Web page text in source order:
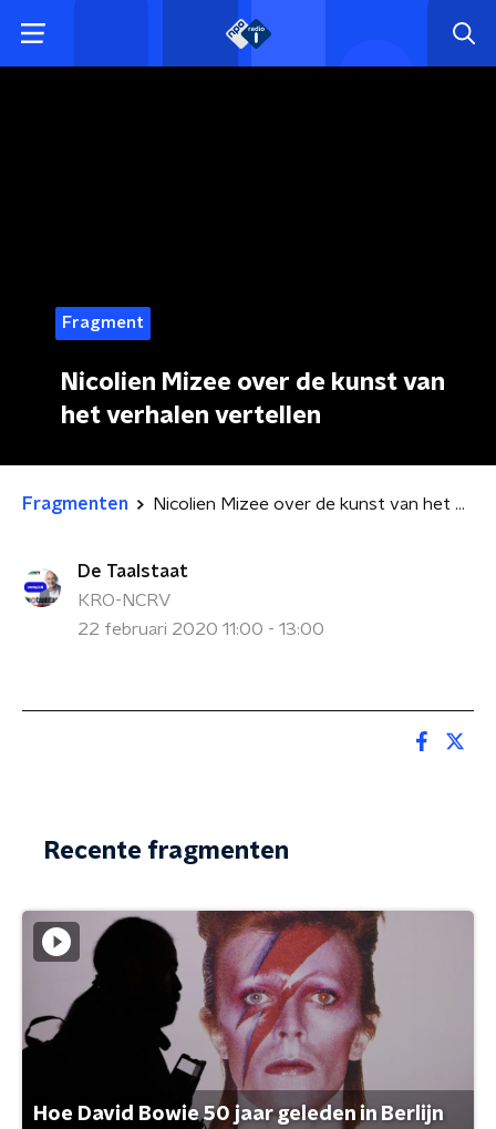
Fragment
Nicolien Mizee over de kunst van
het verhalen vertellen
Fragmenten Nicolien Mizee over de kunst van het verhalen vertellen
De Taalstaat
KRO-NCRV
22 februari 2020 11:00 - 13:00
Recente fragmenten
Hoe David Bowie 50 jaar geleden in Berlijn